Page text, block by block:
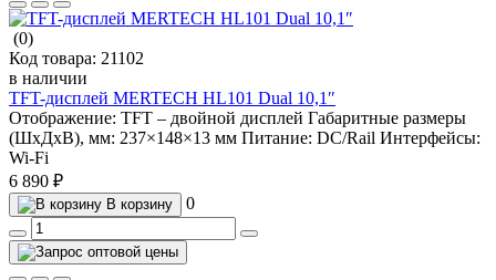
(0)
Код товара: 21102
в наличии
TFT-дисплей MERTECH HL101 Dual 10,1″
Отображение: TFT – двойной дисплей Габаритные размеры
(ШхДхВ), мм: 237×148×13 мм Питание: DC/Rail Интерфейсы:
Wi-Fi
6 890 ₽
В корзину 0